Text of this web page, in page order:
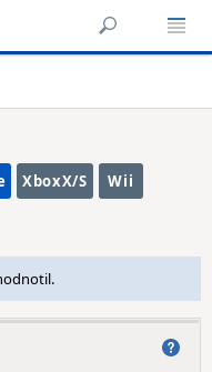
XboxX/S Wii